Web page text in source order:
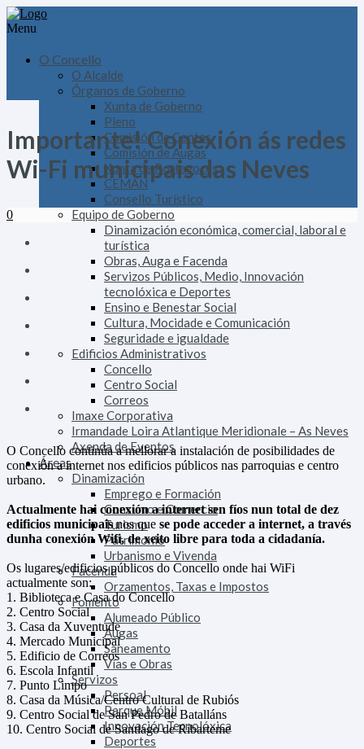
Menu
O Concello
O Alcalde
Órganos de Goberno
Xunta de Goberno
Pleno
Comisión de Contas
Comisión de Augas
Xunta de Portavoces
CEMAN
Consello Turístico
Equipo de Goberno
Dinamización económica, comercial, laboral e
turística
Obras, Auga e Facenda
Servizos Públicos, Medio, Innovación
tecnolóxica e Deportes
Ensino e Benestar Social
Cultura, Mocidade e Comunicación
Seguridade e igualdade
Edificios Administrativos
Concello
Centro Social
Correos
Imaxe Corporativa
Irmandade Loira Atlantique Meridionale – As Neves
Axenda de Eventos
Áreas
Dinamización
Emprego e Formación
Consumo e Comercio
Turismo
Patrimonio
Urbanismo e Vivenda
Facenda
Orzamentos, Taxas e Impostos
Fomento
Alumeado Público
Augas
Saneamento
Vías e Obras
Servizos
Persoal
Parque Móbil
Innovación Tecnolóxica
Deportes
Importante! Conexión ás redes
Wi-Fi municipais das Neves
0
O Concello continúa a mellorar a instalación de posibilidades de
conexión a internet nos edificios públicos nas parroquias e centro
urbano.
Actualmente hai conexión a internet sen fíos nun total de dez
edificios municipaisnos que se pode acceder a internet, a través
dunha conexión Wifi, de xeito libre para toda a cidadanía.
Os lugares/edificios públicos do Concello onde hai WiFi
actualmente son:
1. Biblioteca e Casa do Concello
2. Centro Social
3. Casa da Xuventude
4. Mercado Municipal
5. Edificio de Correos
6. Escola Infantil
7. Punto Limpo
8. Casa da Música/Centro Cultural de Rubiós
9. Centro Social de San Pedro de Batalláns
10. Centro Social de Santiago de Ribarteme